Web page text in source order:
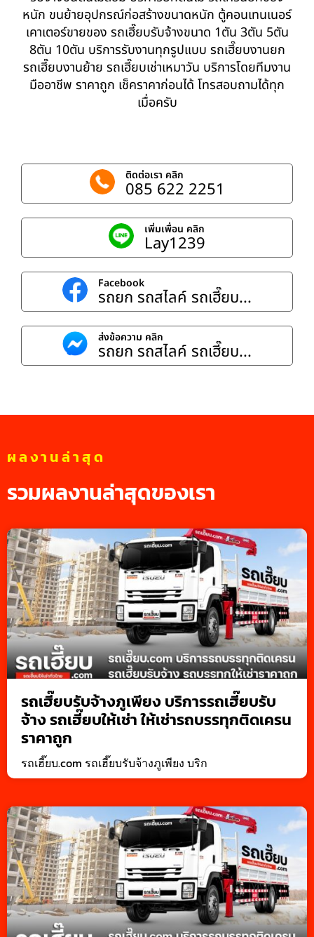
หนัก ขนย้ายอุปกรณ์ก่อสร้างขนาดหนัก ตู้คอนเทนเนอร์
เคาเตอร์ขายของ รถเฮี๊ยบรับจ้างขนาด 1ตัน 3ตัน 5ตัน
8ตัน 10ตัน บริการรับงานทุกรูปแบบ รถเฮี๊ยบงานยก
รถเฮี๊ยบงานย้าย รถเฮี๊ยบเช่าเหมาวัน บริการโดยทีมงาน
มืออาชีพ ราคาถูก เช็คราคาก่อนได้ โทรสอบถามได้ทุก
เมื่อครับ
ติดต่อเรา คลิก
085 622 2251
เพิ่มเพื่อน คลิก
Lay1239
Facebook
รถยก รถสไลค์ รถเฮี๊ยบ...
ส่งข้อความ คลิก
รถยก รถสไลค์ รถเฮี๊ยบ...
ผลงานล่าสุด
รวมผลงานล่าสุดของเรา
รถเฮี๊ยบรับจ้างภูเพียง บริการรถเฮี๊ยบรับ
จ้าง รถเฮี๊ยบให้เช่า ให้เช่ารถบรรทุกติดเครน
ราคาถูก
รถเฮี๊ยบ.com รถเฮี๊ยบรับจ้างภูเพียง บริก